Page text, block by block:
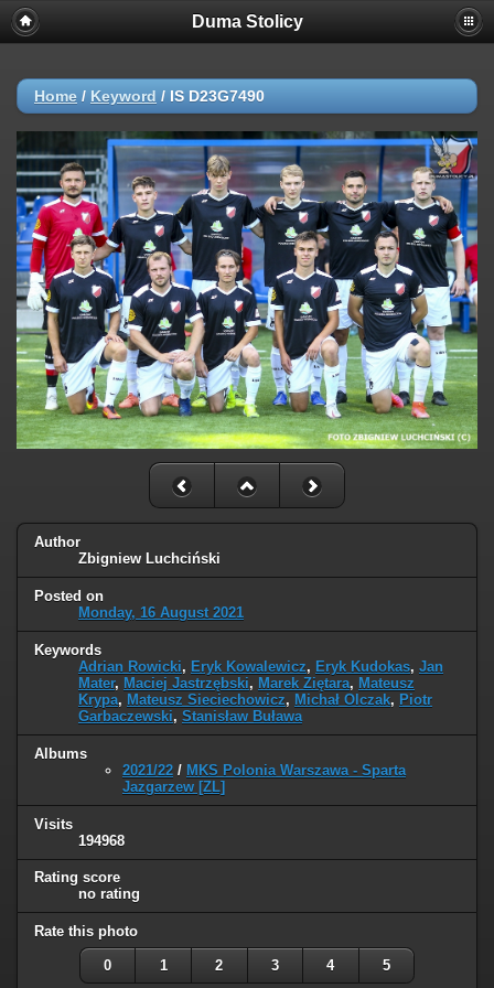
Duma Stolicy
Home / Keyword / IS D23G7490
Author
Zbigniew Luchciński
Posted on
Monday, 16 August 2021
Keywords
Adrian Rowicki, Eryk Kowalewicz, Eryk Kudokas, Jan
Mater, Maciej Jastrzębski, Marek Ziętara, Mateusz
Krypa, Mateusz Sieciechowicz, Michał Olczak, Piotr
Garbaczewski, Stanisław Buława
Albums
2021/22 / MKS Polonia Warszawa - Sparta
Jazgarzew [ZL]
Visits
194968
Rating score
no rating
Rate this photo
0 1 2 3 4 5